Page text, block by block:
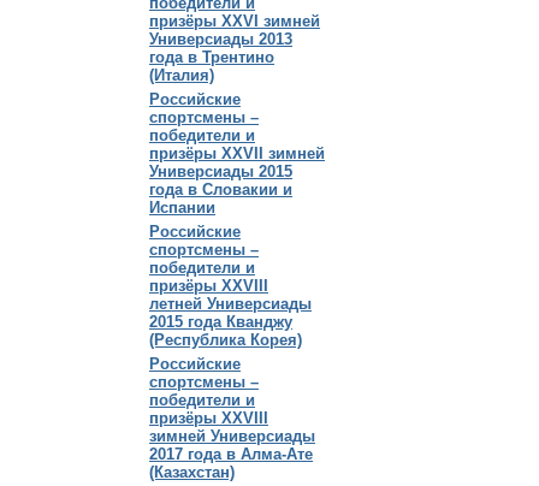
призёры XXVI зимней
Универсиады 2013
года в Трентино
(Италия)
Российские
спортсмены –
победители и
призёры XXVII зимней
Универсиады 2015
года в Словакии и
Испании
Российские
спортсмены –
победители и
призёры XXVIII
летней Универсиады
2015 года Кванджу
(Республика Корея)
Российские
спортсмены –
победители и
призёры XXVIII
зимней Универсиады
2017 года в Алма-Ате
(Казахстан)